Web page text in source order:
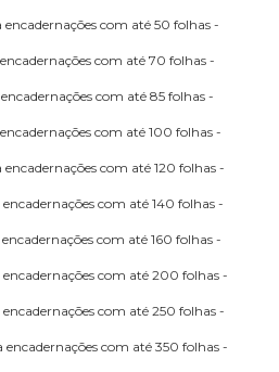
com até 50 folhas -
com até 70 folhas -
com até 85 folhas -
com até 100 folhas -
com até 120 folhas -
com até 140 folhas -
com até 160 folhas -
com até 200 folhas -
com até 250 folhas -
com até 350 folhas -